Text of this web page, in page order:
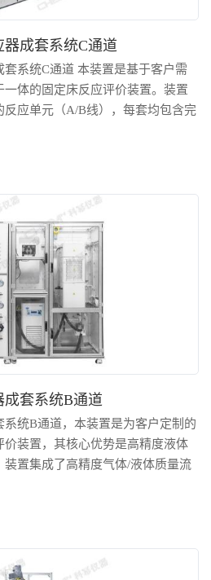
成套系统C通道
系统C通道 本装置是基于客户需
体的固定床反应评价装置。装置
应单元（A/B线），每套均包含完
（10MPa）的严苛条件下，对含
业催化过程研究的理想平台。 ...
成套系统B通道
系统B通道，本装置是为客户定制的
装置，其核心优势是高精度液体
置集成了高精度气体/液体质量流
（10MPa）、高温（＜1000℃）
、可灵活扩展的气液进料...